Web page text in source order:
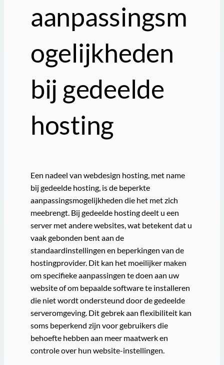
aanpassingsm
ogelijkheden
bij gedeelde
hosting
Een nadeel van webdesign hosting, met name
bij gedeelde hosting, is de beperkte
aanpassingsmogelijkheden die het met zich
meebrengt. Bij gedeelde hosting deelt u een
server met andere websites, wat betekent dat u
vaak gebonden bent aan de
standaardinstellingen en beperkingen van de
hostingprovider. Dit kan het moeilijker maken
om specifieke aanpassingen te doen aan uw
website of om bepaalde software te installeren
die niet wordt ondersteund door de gedeelde
serveromgeving. Dit gebrek aan flexibiliteit kan
soms beperkend zijn voor gebruikers die
behoefte hebben aan meer maatwerk en
controle over hun website-instellingen.